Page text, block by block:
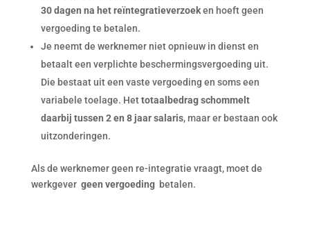
30 dagen na het reïntegratieverzoeken hoeft geen
vergoeding te betalen.
Je neemt de werknemer niet opnieuw in dienst en
betaalt een verplichte beschermingsvergoeding uit.
Die bestaat uit een vaste vergoeding en soms een
variabele toelage. Hettotaalbedrag schommelt
daarbij tussen 2 en 8 jaar salaris, maar er bestaan ook
uitzonderingen.
Als de werknemer geen re-integratie vraagt, moet de
werkgever geen vergoedingbetalen.